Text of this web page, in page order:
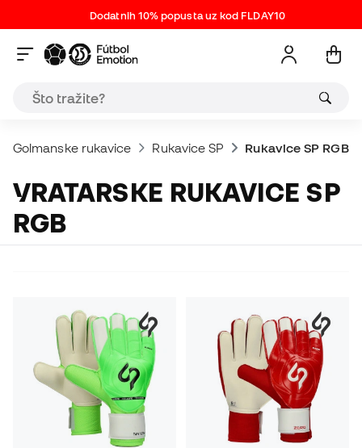
Dodatnih 10% popusta uz kod FLDAY10
Golmanske rukavice Rukavice SP Rukavice SP RGB
VRATARSKE RUKAVICE SP
RGB